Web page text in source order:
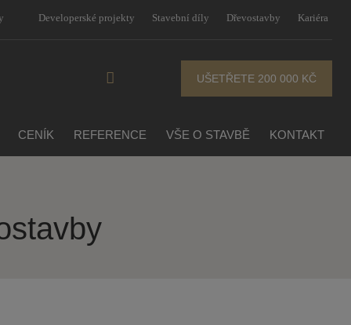
Developerské projekty Stavební díly Dřevostavby Kariéra
CENÍK REFERENCE VŠE O STAVBĚ KONTAKT
UŠETŘETE 200 000 KČ